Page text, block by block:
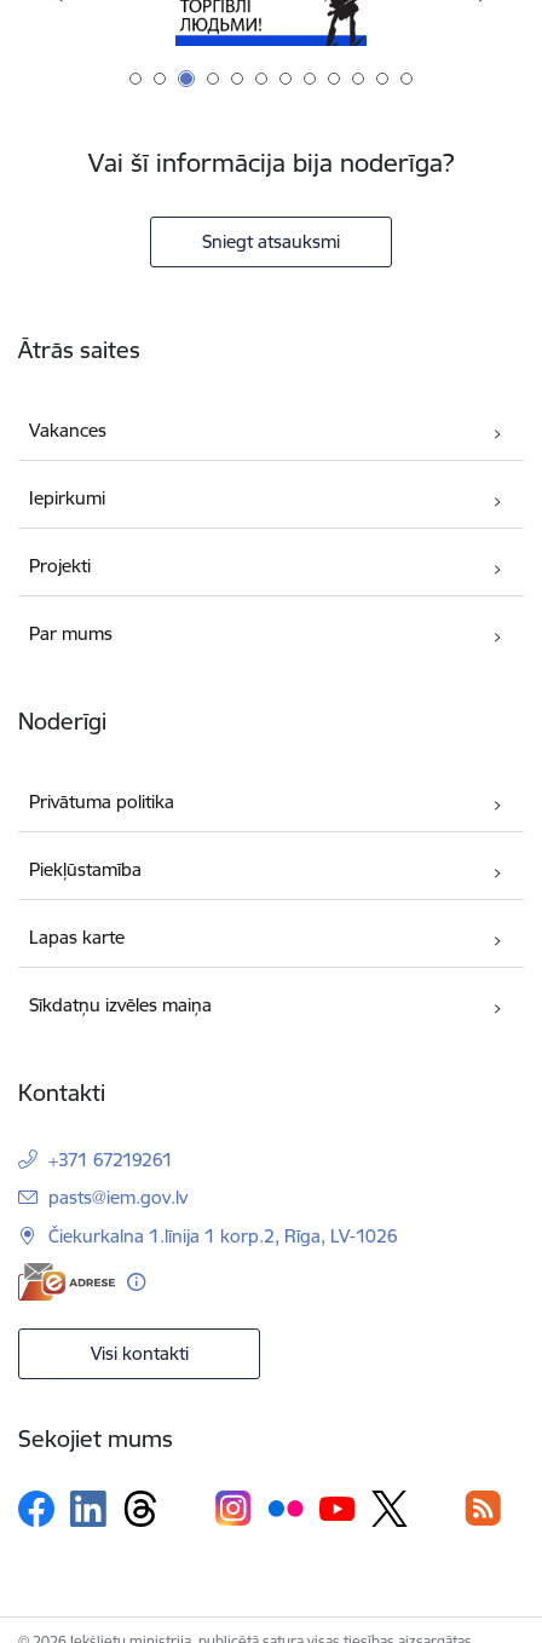
Vai šī informācija bija noderīga?
Sniegt atsauksmi
Ātrās saites
Vakances
Iepirkumi
Projekti
Par mums
Noderīgi
Privātuma politika
Piekļūstamība
Lapas karte
Sīkdatņu izvēles maiņa
Kontakti
+371 67219261
E-pasts:
pasts@iem.gov.lv
Čiekurkalna 1.līnija 1 korp.2, Rīga, LV-1026
Visi kontakti
Sekojiet mums